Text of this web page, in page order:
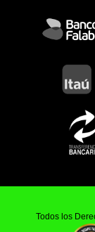
Todos los